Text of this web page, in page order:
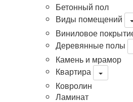
Бетонный пол
Виды помещений
Виниловое
Деревянные полы
Камень и мрамор
Квартира
Ковролин
Ламинат